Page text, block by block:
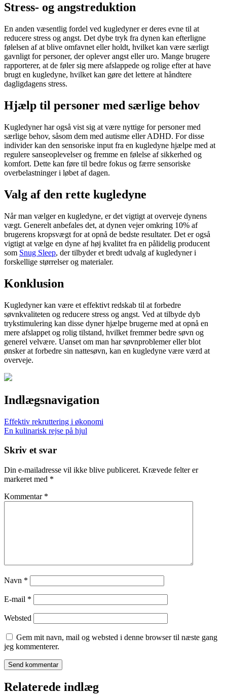
Stress- og angstreduktion
En anden væsentlig fordel ved kugledyner er deres evne til at
reducere stress og angst. Det dybe tryk fra dynen kan efterligne
følelsen af at blive omfavnet eller holdt, hvilket kan være særligt
gavnligt for personer, der oplever angst eller uro. Mange brugere
rapporterer, at de føler sig mere afslappede og rolige efter at have
brugt en kugledyne, hvilket kan gøre det lettere at håndtere
dagligdagens stress.
Hjælp til personer med særlige behov
Kugledyner har også vist sig at være nyttige for personer med
særlige behov, såsom dem med autisme eller ADHD. For disse
individer kan den sensoriske input fra en kugledyne hjælpe med at
regulere sanseoplevelser og fremme en følelse af sikkerhed og
komfort. Dette kan føre til bedre fokus og færre sensoriske
overbelastninger i løbet af dagen.
Valg af den rette kugledyne
Når man vælger en kugledyne, er det vigtigt at overveje dynens
vægt. Generelt anbefales det, at dynen vejer omkring 10% af
brugerens kropsvægt for at opnå de bedste resultater. Det er også
vigtigt at vælge en dyne af høj kvalitet fra en pålidelig producent
som Snug Sleep, der tilbyder et bredt udvalg af kugledyner i
forskellige størrelser og materialer.
Konklusion
Kugledyner kan være et effektivt redskab til at forbedre
søvnkvaliteten og reducere stress og angst. Ved at tilbyde dyb
trykstimulering kan disse dyner hjælpe brugerne med at opnå en
mere afslappet og rolig tilstand, hvilket fremmer bedre søvn og
generel velvære. Uanset om man har søvnproblemer eller blot
ønsker at forbedre sin nattesøvn, kan en kugledyne være værd at
overveje.
Indlægsnavigation
Effektiv rekruttering i økonomi
En kulinarisk rejse på hjul
Skriv et svar
Din e-mailadresse vil ikke blive publiceret. Krævede felter er
markeret med *
Kommentar *
Navn *
E-mail *
Websted
Gem mit navn, mail og websted i denne browser til næste gang
jeg kommenterer.
Relaterede indlæg